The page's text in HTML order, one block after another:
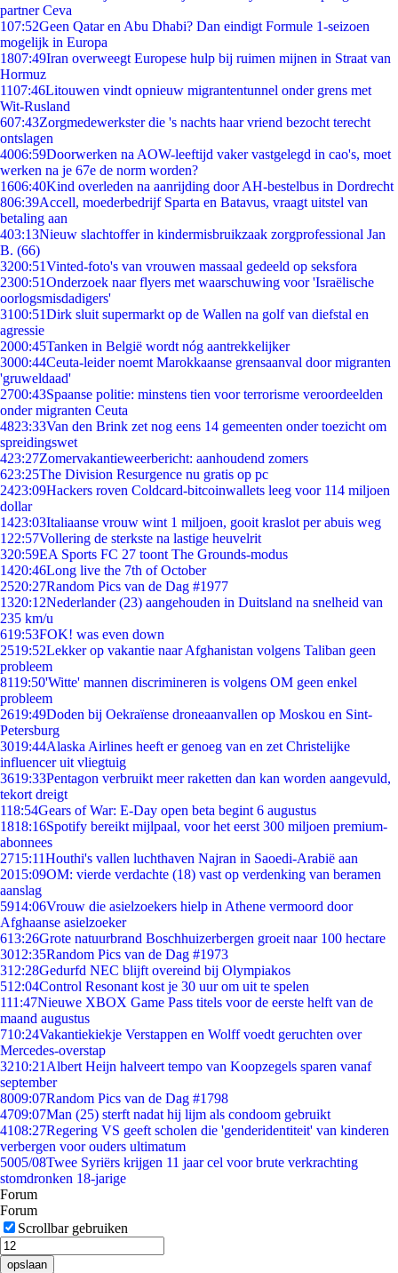
partner Ceva
107:52Geen Qatar en Abu Dhabi? Dan eindigt Formule 1-seizoen
mogelijk in Europa
1807:49Iran overweegt Europese hulp bij ruimen mijnen in Straat van
Hormuz
1107:46Litouwen vindt opnieuw migrantentunnel onder grens met
Wit-Rusland
607:43Zorgmedewerkster die 's nachts haar vriend bezocht terecht
ontslagen
4006:59Doorwerken na AOW-leeftijd vaker vastgelegd in cao's, moet
werken na je 67e de norm worden?
1606:40Kind overleden na aanrijding door AH-bestelbus in Dordrecht
806:39Accell, moederbedrijf Sparta en Batavus, vraagt uitstel van
betaling aan
403:13Nieuw slachtoffer in kindermisbruikzaak zorgprofessional Jan
B. (66)
3200:51Vinted-foto's van vrouwen massaal gedeeld op seksfora
2300:51Onderzoek naar flyers met waarschuwing voor 'Israëlische
oorlogsmisdadigers'
3100:51Dirk sluit supermarkt op de Wallen na golf van diefstal en
agressie
2000:45Tanken in België wordt nóg aantrekkelijker
3000:44Ceuta-leider noemt Marokkaanse grensaanval door migranten
'gruweldaad'
2700:43Spaanse politie: minstens tien voor terrorisme veroordeelden
onder migranten Ceuta
4823:33Van den Brink zet nog eens 14 gemeenten onder toezicht om
spreidingswet
423:27Zomervakantieweerbericht: aanhoudend zomers
623:25The Division Resurgence nu gratis op pc
2423:09Hackers roven Coldcard-bitcoinwallets leeg voor 114 miljoen
dollar
1423:03Italiaanse vrouw wint 1 miljoen, gooit kraslot per abuis weg
1 22:57Vollering de sterkste na lastige heuvelrit
320:59EA Sports FC 27 toont The Grounds-modus
1420:46Long live the 7th of October
2520:27Random Pics van de Dag #1977
1320:12Nederlander (23) aangehouden in Duitsland na snelheid van
235 km/u
619:53FOK! was even down
2519:52Lekker op vakantie naar Afghanistan volgens Taliban geen
probleem
8119:50'Witte' mannen discrimineren is volgens OM geen enkel
probleem
2619:49Doden bij Oekraïense droneaanvallen op Moskou en Sint-
Petersburg
3019:44Alaska Airlines heeft er genoeg van en zet Christelijke
influencer uit vliegtuig
3619:33Pentagon verbruikt meer raketten dan kan worden aangevuld,
tekort dreigt
118:54Gears of War: E-Day open beta begint 6 augustus
1818:16Spotify bereikt mijlpaal, voor het eerst 300 miljoen premium-
abonnees
2715:11Houthi's vallen luchthaven Najran in Saoedi-Arabië aan
2015:09OM: vierde verdachte (18) vast op verdenking van beramen
aanslag
5914:06Vrouw die asielzoekers hielp in Athene vermoord door
Afghaanse asielzoeker
613:26Grote natuurbrand Boschhuizerbergen groeit naar 100 hectare
3012:35Random Pics van de Dag #1973
312:28Gedurfd NEC blijft overeind bij Olympiakos
512:04Control Resonant kost je 30 uur om uit te spelen
111:47Nieuwe XBOX Game Pass titels voor de eerste helft van de
maand augustus
710:24Vakantiekiekje Verstappen en Wolff voedt geruchten over
Mercedes-overstap
3210:21 Albert Heijn halveert tempo van Koopzegels sparen vanaf
september
8009:07Random Pics van de Dag #1798
4709:07Man (25) sterft nadat hij lijm als condoom gebruikt
4108:27Regering VS geeft scholen die 'genderidentiteit' van kinderen
verbergen voor ouders ultimatum
5005/08Twee Syriërs krijgen 11 jaar cel voor brute verkrachting
stomdronken 18-jarige
Forum
Forum
Scrollbar gebruiken
opslaan